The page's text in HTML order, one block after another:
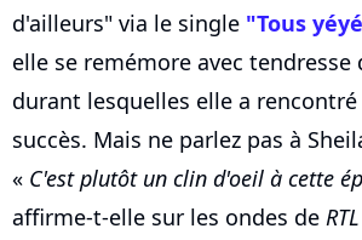
d'ailleurs" via le single "Tous
elle se remémore avec tendresse
durant lesquelles elle a
succès. Mais ne parlez pas à
« C'est plutôt un clin d'oeil à cette
affirme-t-elle sur les ondes de RTL